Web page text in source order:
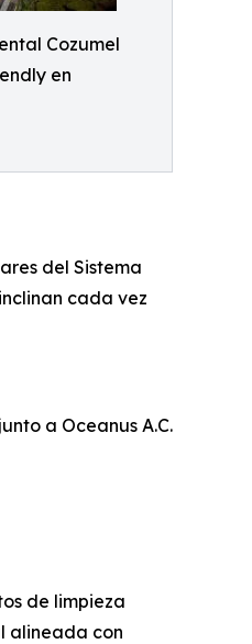
Cozumel
en
del Sistema
cada vez
a Oceanus A.C.
de limpieza
alineada con